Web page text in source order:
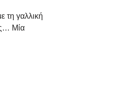
τη γαλλική
Μία